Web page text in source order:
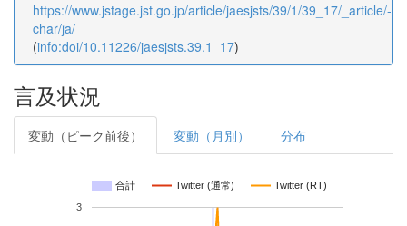
https://www.jstage.jst.go.jp/article/jaesjsts/39/1/39_17/_article/-
char/ja/
(info:doi/10.11226/jaesjsts.39.1_17)
言及状況
変動（ピーク前後） 変動（月別） 分布
合計 Twitter (通常) Twitter (RT)
3